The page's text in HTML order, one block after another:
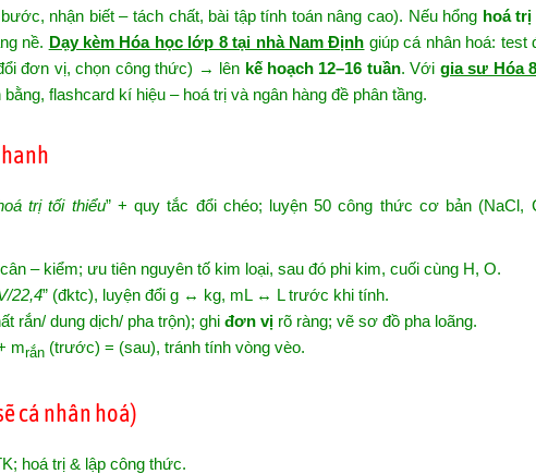
nhận biết – tách chất, bài tập tính toán nâng cao). Nếu hổng hoá trị
nề. Dạy kèm Hóa học lớp 8 tại nhà Nam Định giúp cá nhân hoá: test
đơn vị, chọn công thức) → lên kế hoạch 12–16 tuần. Với gia sư Hóa
flashcard kí hiệu – hoá trị và ngân hàng đề phân tầng.
trị tối thiểu” + quy tắc đổi chéo; luyện 50 công thức cơ bản (NaCl,
– kiểm; ưu tiên nguyên tố kim loại, sau đó phi kim, cuối cùng H, O.
22,4” (đktc), luyện đổi g ↔ kg, mL ↔ L trước khi tính.
rắn/ dung dịch/ pha trộn); ghi đơn vị rõ ràng; vẽ sơ đồ pha loãng.
mrắn (trước) = (sau), tránh tính vòng vèo.
cá nhân hoá)
hoá trị & lập công thức.